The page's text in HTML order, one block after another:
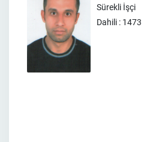
Sürekli İşçi
Dahili : 1473